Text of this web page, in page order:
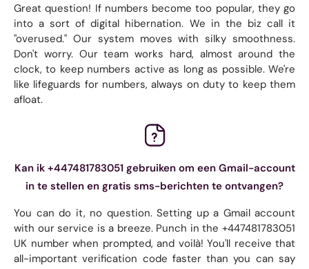
Great question! If numbers become too popular, they go
into a sort of digital hibernation. We in the biz call it
"overused." Our system moves with silky smoothness.
Don't worry. Our team works hard, almost around the
clock, to keep numbers active as long as possible. We're
like lifeguards for numbers, always on duty to keep them
afloat.
Kan ik +447481783051 gebruiken om een ​​Gmail-account
in te stellen en gratis sms-berichten te ontvangen?
You can do it, no question. Setting up a Gmail account
with our service is a breeze. Punch in the +447481783051
UK number when prompted, and voilà! You'll receive that
all-important verification code faster than you can say